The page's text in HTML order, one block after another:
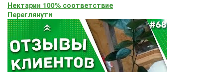
Нектарин 100% соответствие
Переглянути